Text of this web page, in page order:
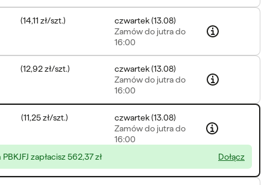
(14,11 zł/szt.) czwartek(13.08)
Zamówdo jutra do
16:00
(12,92 zł/szt.) czwartek(13.08)
Zamówdo jutra do
16:00
(11,25 zł/szt.) czwartek(13.08)
Zamówdo jutra do
16:00
zapłacisz562,37 zł Dołącz